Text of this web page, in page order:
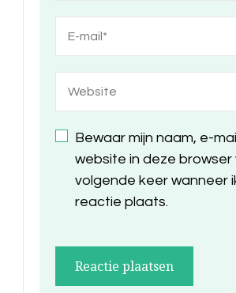
Bewaar mijn naam, e-
website in deze browser
volgende keer wanneer
reactie plaats.